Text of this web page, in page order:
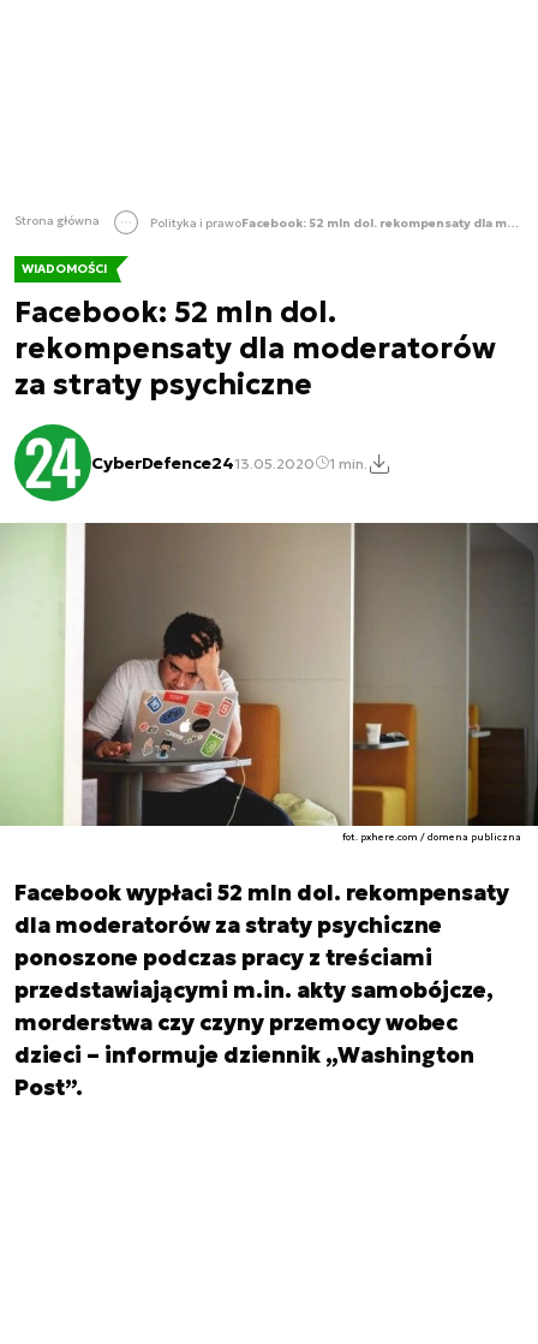
Strona główna Polityka i prawo Facebook: 52 mln dol. rekompensaty dla moderatorów za straty psychiczne
WIADOMOŚCI
Facebook: 52 mln dol.
rekompensaty dla moderatorów
za straty psychiczne
CyberDefence2413.05.2020 1 min.
fot. pxhere.com / domena publiczna
Facebook wypłaci 52 mln dol. rekompensaty
dla moderatorów za straty psychiczne
ponoszone podczas pracy z treściami
przedstawiającymi m.in. akty samobójcze,
morderstwa czy czyny przemocy wobec
dzieci – informuje dziennik „Washington
Post”.